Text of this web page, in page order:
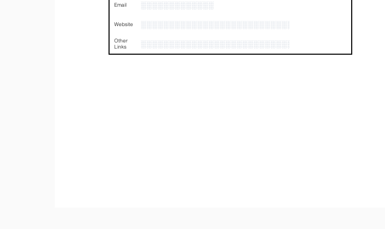
Email ░░░░░░░░░░░░░
Website ░░░░░░░░░░░░░░░░░░░░░░░░░░░░░░
Other
Links